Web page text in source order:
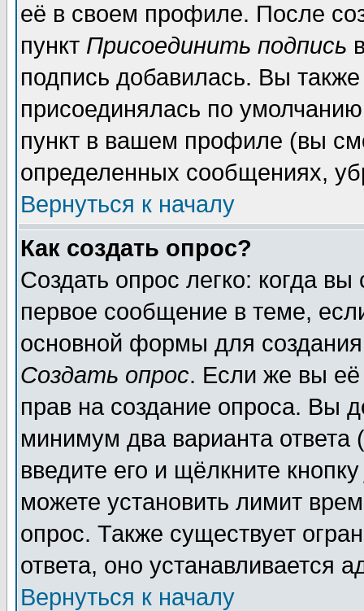
её в своем профиле. После
пункт Присоединить подпись
подпись добавилась. Вы
присоединялась по
пункт в вашем профиле (вы
определенных сообщениях,
Вернуться к началу
Как создать опрос?
Создать опрос легко: когда
первое сообщение в теме,
основной формы для
Создать опрос. Если же вы её
прав на создание опроса. Вы
минимум два варианта ответа
введите его и щёлкните
можете установить лимит
опрос. Также существует
ответа, оно устанавливается
Вернуться к началу